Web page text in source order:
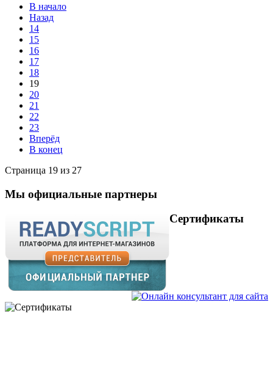
В начало
Назад
14
15
16
17
18
19
20
21
22
23
Вперёд
В конец
Страница 19 из 27
Мы официальные партнеры
Сертификаты